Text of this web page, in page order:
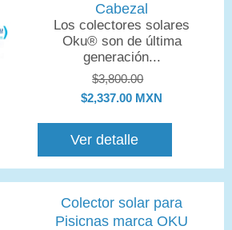
Cabezal
Los colectores solares
Oku® son de última
generación...
$3,800.00
$2,337.00 MXN
Ver detalle
Colector solar para
Pisicnas marca OKU